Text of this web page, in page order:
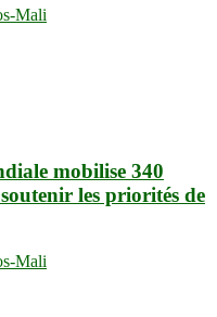
Mali
mobilise 340
les priorités de
Mali